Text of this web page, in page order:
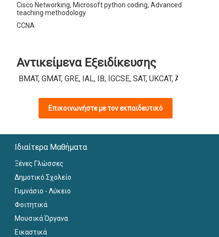
Cisco Networking, Microsoft python coding, Advanced
teaching methodology
CCNA
Αντικείμενα Εξειδίκευσης
BMAT, GMAT, GRE, IAL, IB, IGCSE, SAT, UKCAT,
Επικοινωνήστε με τον εκπαιδευτικό
Ιδιαίτερα Μαθήματα
Ξένες Γλώσσες
Δημοτικό Σχολείο
Γυμνάσιο - Λύκειο
Φοιτητικά
Μουσικά Όργανα
Εικαστικά